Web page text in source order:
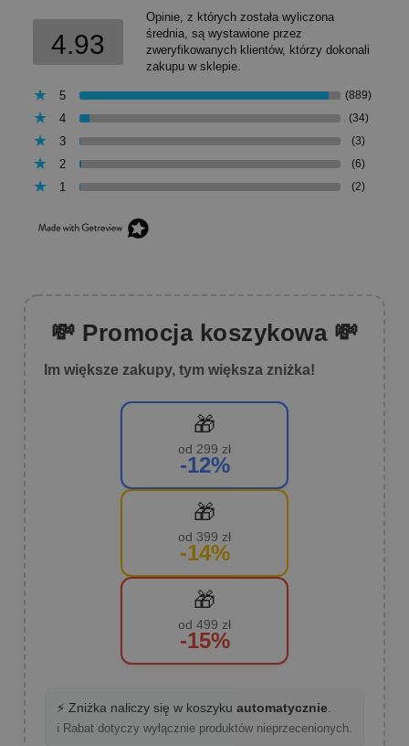
4.93
Opinie, z których została wyliczona
średnia, są wystawione przez
zweryfikowanych klientów, którzy dokonali
zakupu w sklepie.
5 (889)
4 (34)
3 (3)
2 (6)
1 (2)
💸 Promocja koszykowa 💸
Im większe zakupy, tym większa zniżka!
🎁
od 299 zł
-12%
🎁
od 399 zł
-14%
🎁
od 499 zł
-15%
⚡ Zniżka naliczy się w koszyku automatycznie
ℹ️ Rabat dotyczy wyłącznie produktów nieprzecenionych.